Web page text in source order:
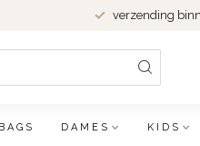
verzending
DAMES KIDS